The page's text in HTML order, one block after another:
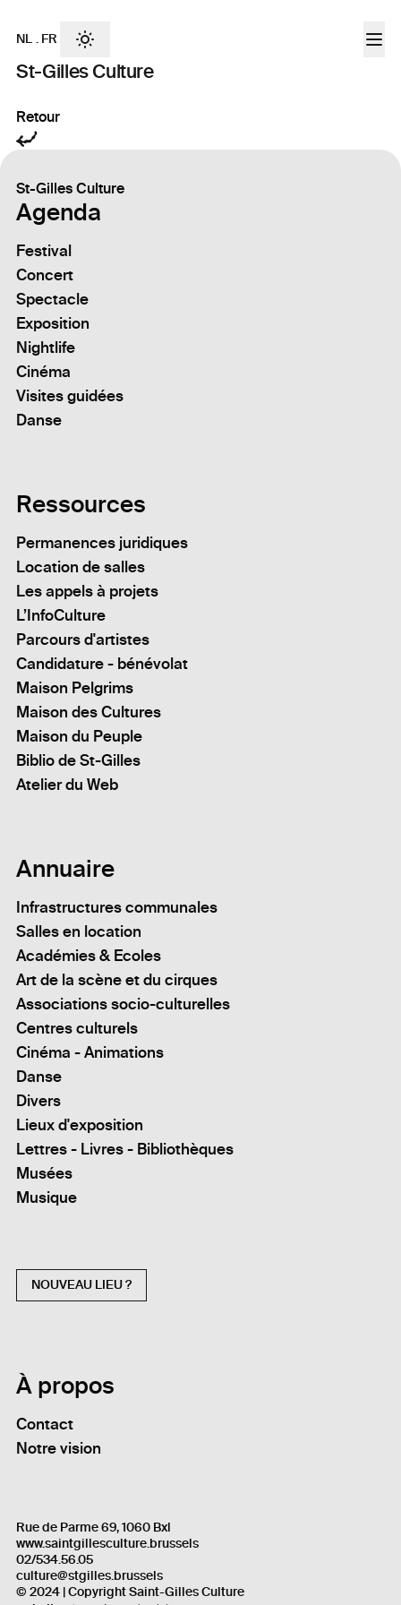
St-Gilles Culture
NL . FR
Retour
St-Gilles Culture
Agenda
Festival
Concert
Spectacle
Exposition
Nightlife
Cinéma
Visites guidées
Danse
Ressources
Permanences juridiques
Location de salles
Les appels à projets
L’InfoCulture
Parcours d'artistes
Candidature - bénévolat
Maison Pelgrims
Maison des Cultures
Maison du Peuple
Biblio de St-Gilles
Atelier du Web
Annuaire
Infrastructures communales
Salles en location
Académies & Ecoles
Art de la scène et du cirques
Associations socio-culturelles
Centres culturels
Cinéma - Animations
Danse
Divers
Lieux d'exposition
Lettres - Livres - Bibliothèques
Musées
Musique
NOUVEAU LIEU ?
À propos
Contact
Notre vision
Rue de Parme 69, 1060 Bxl
www.saintgillesculture.brussels
02/534.56.05
culture@stgilles.brussels
© 2024 | Copyright Saint-Gilles Culture